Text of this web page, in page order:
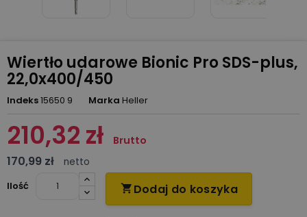
Wiertło udarowe Bionic Pro SDS-plus,
22,0x400/450
Indeks15650 9 Marka Heller
210,32 zł Brutto
170,99 zł
netto
Ilość
 Dodaj do koszyka